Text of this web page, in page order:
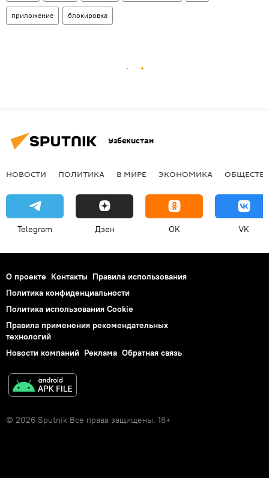
приложение блокировка
Узбекистан
НОВОСТИ ПОЛИТИКА В МИРЕ ЭКОНОМИКА
Telegram Дзен OK VK
О проекте Контакты Правила использования
Политика конфиденциальности
Политика использования Cookie
Правила применения рекомендательных
технологий
Новости компаний Реклама Обратная связь
© 2026 Sputnik Все права защищены. 18+